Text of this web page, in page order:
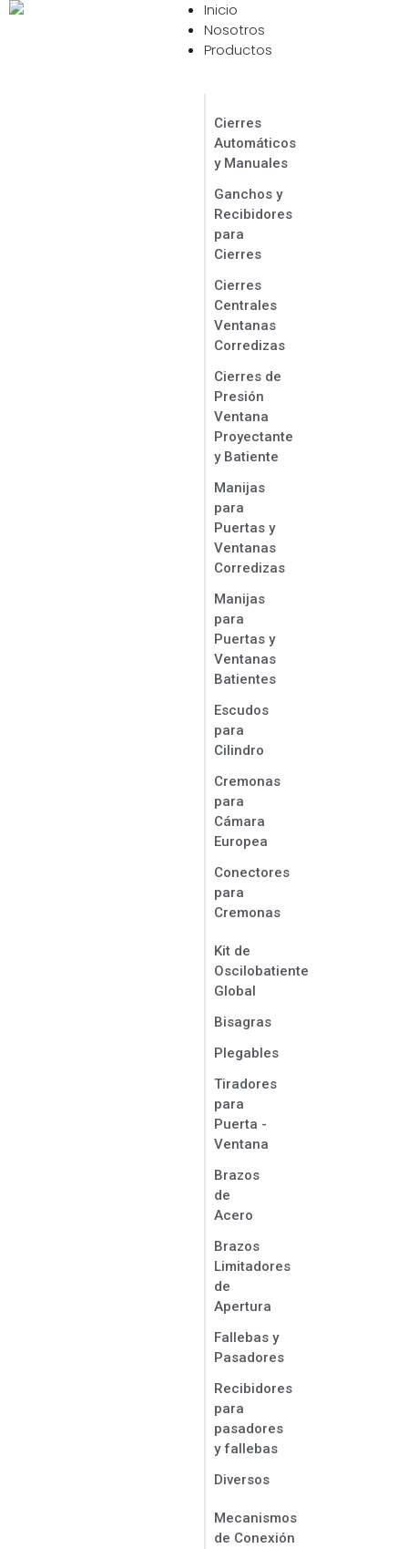
Inicio
Nosotros
Productos
Cierres
Automáticos
y Manuales
Ganchos y
Recibidores
para
Cierres
Cierres
Centrales
Ventanas
Corredizas
Cierres de
Presión
Ventana
Proyectante
y Batiente
Manijas
para
Puertas y
Ventanas
Corredizas
Manijas
para
Puertas y
Ventanas
Batientes
Escudos
para
Cilindro
Cremonas
para
Cámara
Europea
Conectores
para
Cremonas
Kit de
Oscilobatiente
Global
Bisagras
Plegables
Tiradores
para
Puerta -
Ventana
Brazos
de
Acero
Brazos
Limitadores
de
Apertura
Fallebas y
Pasadores
Recibidores
para
pasadores
y fallebas
Diversos
Mecanismos
de Conexión
Contáctanos Ahora